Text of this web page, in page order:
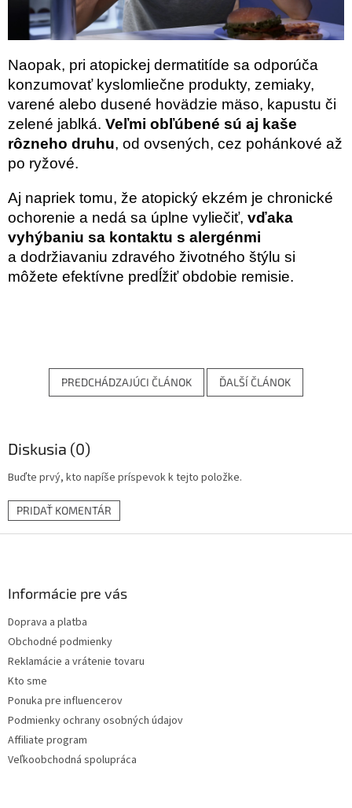
Naopak, pri atopickej dermatitíde sa odporúča
konzumovať kyslomliečne produkty, zemiaky,
varené alebo dusené hovädzie mäso, kapustu či
zelené jablká. Veľmi obľúbené sú aj kaše
rôzneho druhu, od ovsených, cez pohánkové až
po ryžové.
Aj napriek tomu, že atopický ekzém je chronické
ochorenie a nedá sa úplne vyliečiť, vďaka
vyhýbaniu sa kontaktu s alergénmi
a dodržiavaniu zdravého životného štýlu si
môžete efektívne predĺžiť obdobie remisie.
PREDCHÁDZAJÚCI ČLÁNOK ĎALŠÍ ČLÁNOK
Diskusia (0)
Buďte prvý, kto napíše príspevok k tejto položke.
PRIDAŤ KOMENTÁR
Informácie pre vás
Doprava a platba
Obchodné podmienky
Reklamácie a vrátenie tovaru
Kto sme
Ponuka pre influencerov
Podmienky ochrany osobných údajov
Affiliate program
Veľkoobchodná spolupráca